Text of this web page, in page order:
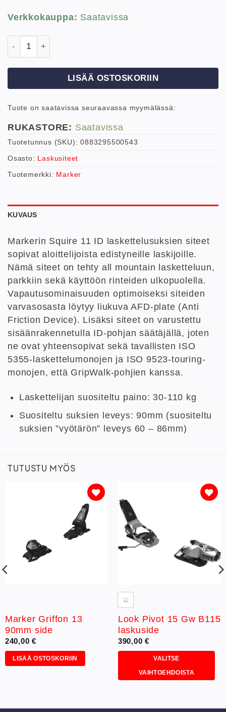
Verkkokauppa: Saatavissa
LISÄÄ OSTOSKORIIN
Tuote on saatavissa seuraavassa myymälässä:
RUKASTORE: Saatavissa
Tuotetunnus (SKU):0883295500543
Osasto: Laskusiteet
Tuotemerkki: Marker
KUVAUS
Markerin Squire 11 ID laskettelusuksien siteet
sopivat aloittelijoista edistyneille laskijoille.
Nämä siteet on tehty all mountain lasketteluun,
parkkiin sekä käyttöön rinteiden ulkopuolella.
Vapautusominaisuuden optimoiseksi siteiden
varvasosasta löytyy liukuva AFD-plate (Anti
Friction Device). Lisäksi siteet on varustettu
sisäänrakennetulla ID-pohjan säätäjällä, joten
ne ovat yhteensopivat sekä tavallisten ISO
5355-laskettelumonojen ja ISO 9523-touring-
monojen, että GripWalk-pohjien kanssa.
Laskettelijan suositeltu paino: 30-110 kg
Suositeltu suksien leveys: 90mm (suositeltu
suksien ”vyötärön” leveys 60 – 86mm)
TUTUSTU MYÖS
Lisää
toivelistaan
Marker Griffon 13
90mm side
240,00€
LISÄÄ OSTOSKORIIN
Look Pivot 15 Gw B115
laskuside
390,00€
VALITSE
VAIHTOEHDOISTA
on